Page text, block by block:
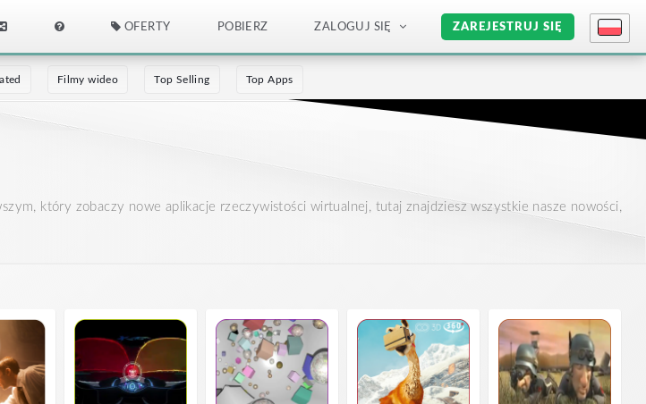
OFERTY POBIERZ ZALOGUJ SIĘ ZAREJESTRUJ SIĘ
Filmy wideo Top Selling Top Apps
który zobaczy nowe aplikacje rzeczywistości wirtualnej, tutaj znajdziesz wszystkie nasze nowości,